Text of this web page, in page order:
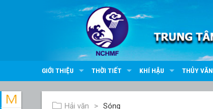
GIỚI THIỆU THỜI TIẾT KHÍ HẬU THỦY VĂN
Hải văn Sóng